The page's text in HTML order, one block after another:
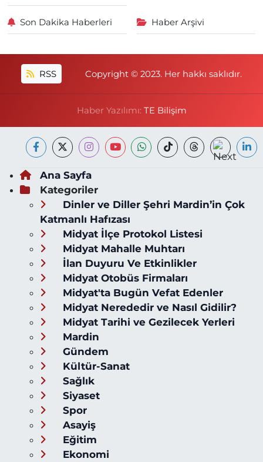
Son Dakika Haberleri Haber Arşivi
RSS Copyright © 2023. Her hakkı saklıdır.
Haber Yazılımı: TE Bilişim
Ana Sayfa
Kategoriler
Dinler ve Diller Şehri Mardin’in Çok
Katmanlı Hafızası
Midyat İlçe Protokol Listesi
Midyat Mahalle Muhtarı
İlan Duyuru Ve Etkinlikler
Midyat Otobüs Firmaları
Midyat'ta Bugün Vefat Edenler
Midyat Nerededir ve Nasıl Gidilir?
Midyat Tarihi ve Gezilecek Yerleri
Mardin
Gündem
Kültür-Sanat
Sağlık
Siyaset
Spor
Asayiş
Eğitim
Ekonomi